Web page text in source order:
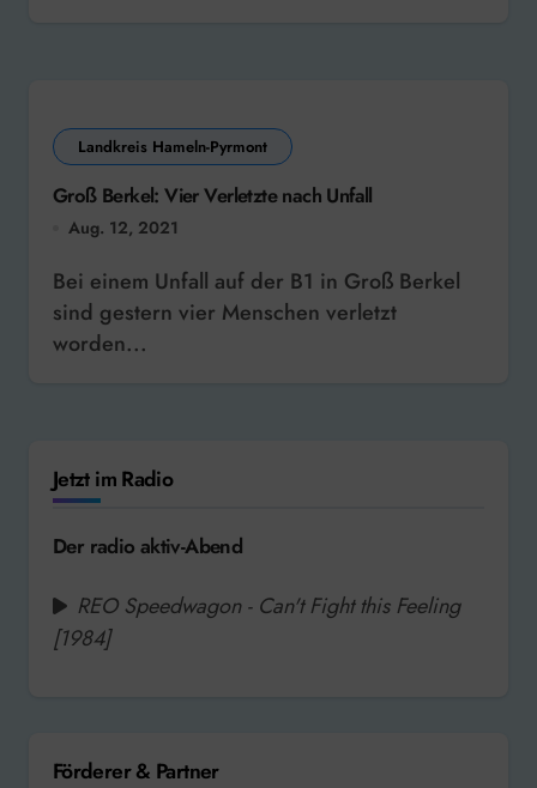
Landkreis Hameln-Pyrmont
Groß Berkel: Vier Verletzte nach Unfall
Aug. 12, 2021
Bei einem Unfall auf der B1 in Groß Berkel
sind gestern vier Menschen verletzt
worden...
Jetzt im Radio
Der radio aktiv-Abend
REO Speedwagon - Can't Fight this Feeling
[1984]
Förderer & Partner